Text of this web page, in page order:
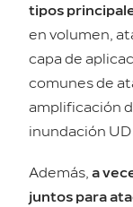
tipos
en volumen,
capa de
comunes de
amplificación
inundación
Además,a
juntos para